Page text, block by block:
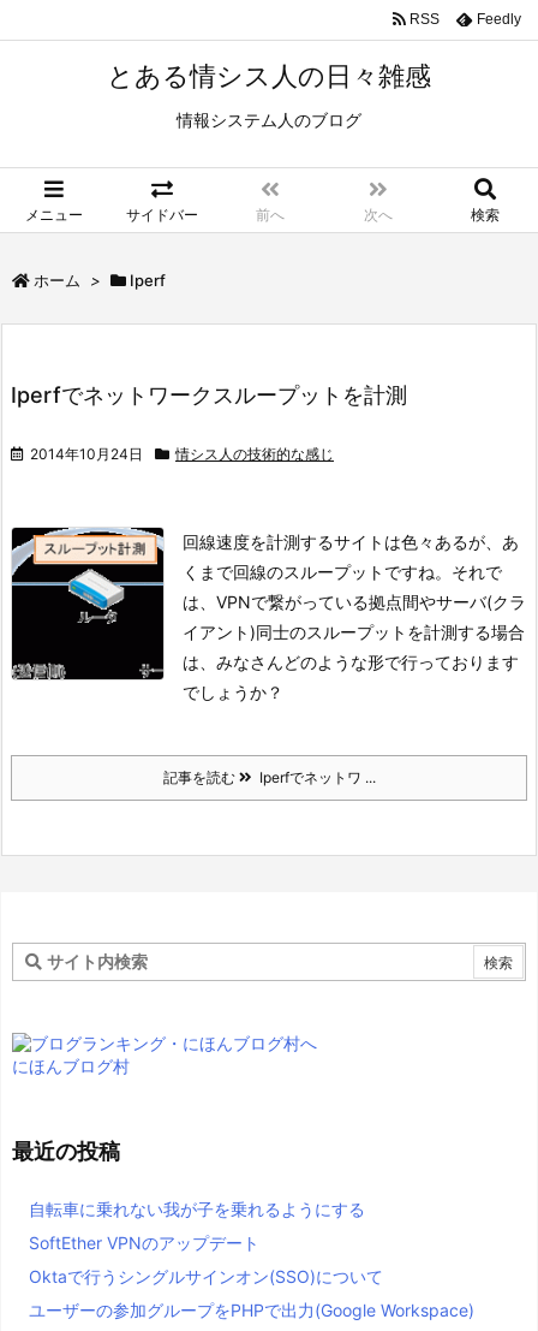
とある情シス人の日々雑感
情報システム人のブログ
メニュー サイドバー 前へ 次へ 検索
RSS Feedly
ホーム > Iperf
Iperfでネットワークスループットを計測
2014年10月24日 情シス人の技術的な感じ
回線速度を計測するサイトは色々あるが、あ
くまで回線のスループットですね。 それで
は、VPNで繋がっている拠点間やサーバ(クラ
イアント)同士のスループットを計測する場合
は、みなさんどのような形で行っております
でしょうか？
記事を読む Iperfでネットワ ...
にほんブログ村
最近の投稿
自転車に乗れない我が子を乗れるようにする
SoftEther VPNのアップデート
Oktaで行うシングルサインオン(SSO)について
ユーザーの参加グループをPHPで出力(Google Workspace)